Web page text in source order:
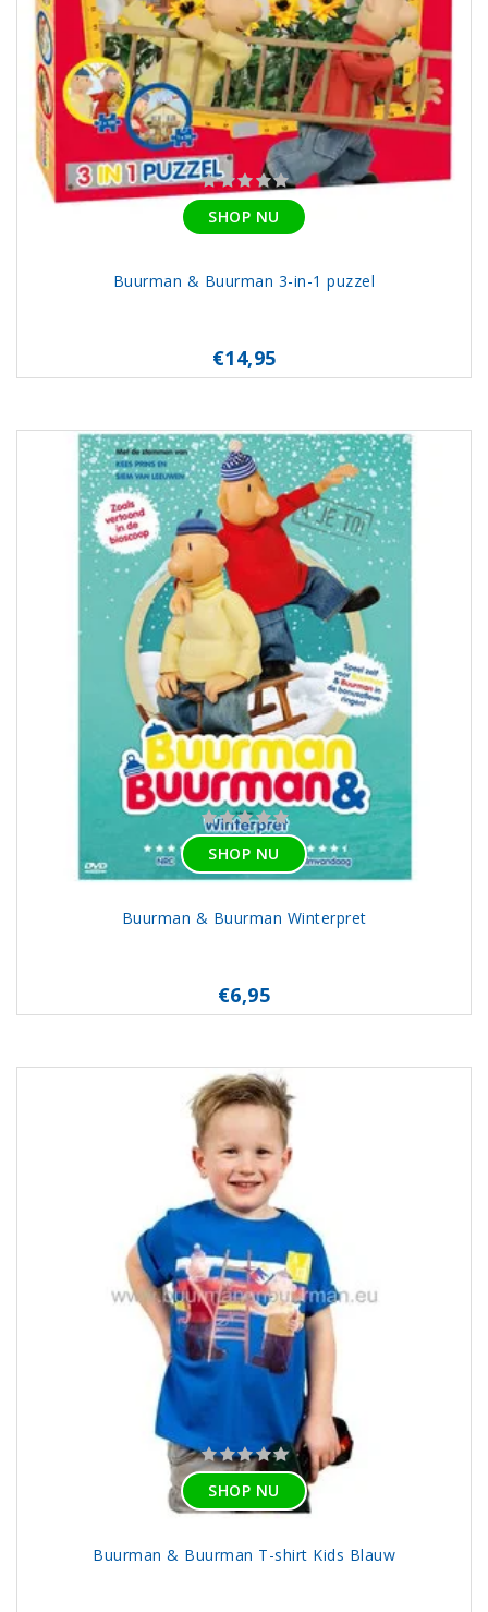
SHOP NU
Buurman & Buurman 3-in-1 puzzel
€14,95
SHOP NU
Buurman & Buurman Winterpret
€6,95
SHOP NU
Buurman & Buurman T-shirt Kids Blauw